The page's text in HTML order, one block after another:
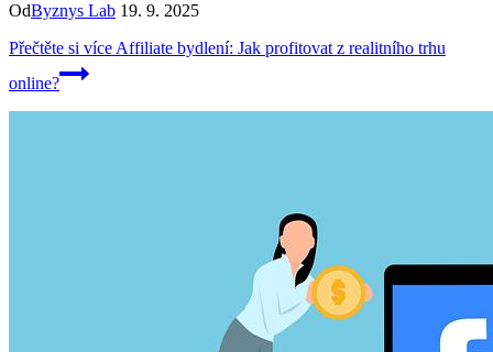
OdByznys Lab 19. 9. 2025
Přečtěte si více Affiliate bydlení: Jak profitovat z realitního trhu
online?